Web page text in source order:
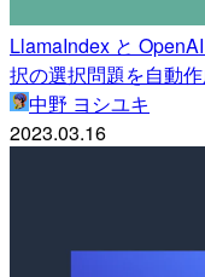
LlamaIndex と
択の選択問題を自動
中野 ヨシユキ
2023.03.16